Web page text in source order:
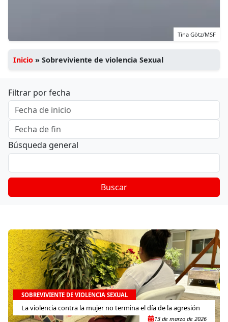
Tina Götz/MSF
Inicio » Sobreviviente de violencia Sexual
Filtrar por fecha
Búsqueda general
Buscar
SOBREVIVIENTE DE VIOLENCIA SEXUAL
La violencia contra la mujer no termina el día de la agresión
13 de marzo de 2026